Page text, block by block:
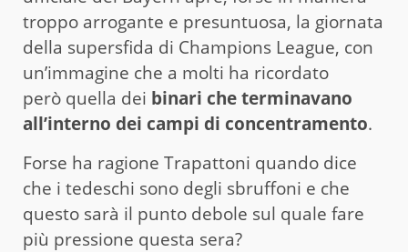
troppo arrogante e presuntuosa, la giornata
della supersfida di Champions League, con
un’immagine che a molti ha ricordato
però quella dei binari che terminavano
all’interno dei campi di concentramento.
Forse ha ragione Trapattoni quando dice
che i tedeschi sono degli sbruffoni e che
questo sarà il punto debole sul quale fare
più pressione questa sera?